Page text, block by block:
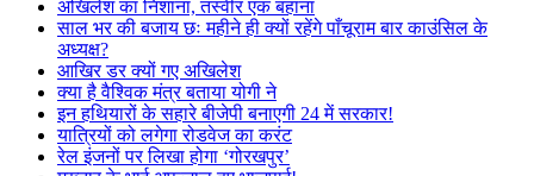
अखिलेश का निशाना, तस्वीर एक बहाना
साल भर की बजाय छः महीने ही क्यों रहेंगे पाँचूराम बार काउंसिल के
अध्यक्ष?
आखिर डर क्यों गए अखिलेश
क्या है वैश्विक मंत्र बताया योगी ने
इन हथियारों के सहारे बीजेपी बनाएगी 24 में सरकार!
यात्रियों को लगेगा रोडवेज का करंट
रेल इंजनों पर लिखा होगा ‘गोरखपुर’